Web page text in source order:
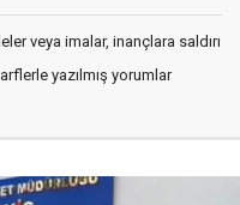
veya imalar, inançlara saldırı
yazılmış yorumlar